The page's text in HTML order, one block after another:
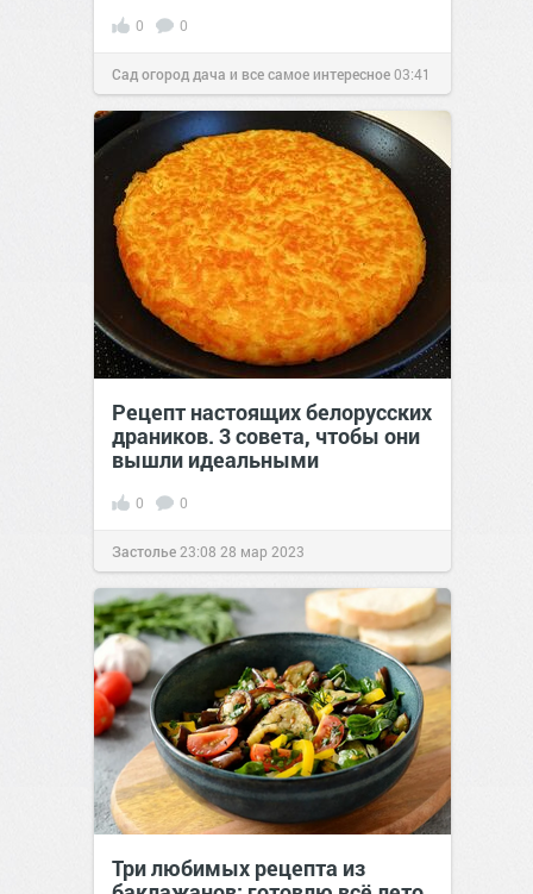
0 0
Сад огород дача и все самое интересное03:41
15 июн 2016
Рецепт настоящих белорусских
драников. 3 совета, чтобы они
вышли идеальными
0 0
Застолье 23:08 28 мар 2023
Три любимых рецепта из